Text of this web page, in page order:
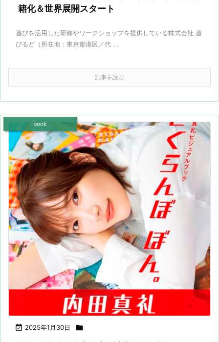
籍化＆世界展開スタート
遊びを活用した研修やワークショップを提供している株式会社 遊
びるど（所在地：東京都港区／代 ...
記事を読む
 2025年1月30日 
book